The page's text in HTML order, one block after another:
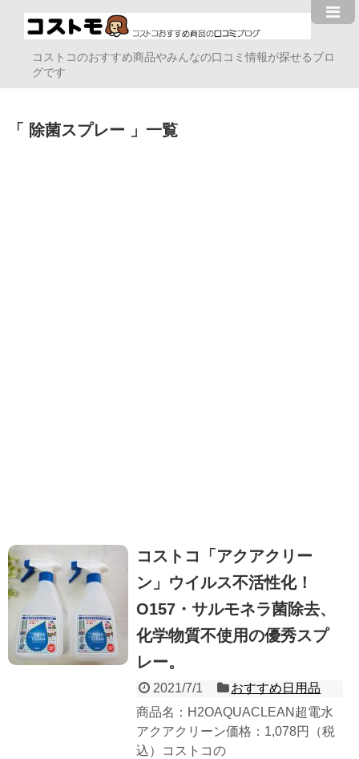
コストコのおすすめ商品やみんなの口コミ情報が探せるブロ
グです
除菌スプレー 一覧
コストコ「アクアクリー
ン」ウイルス不活性化！
O157・サルモネラ菌除去、
化学物質不使用の優秀スプ
レー。
2021/7/1
おすすめ日用品
商品名：H2OAQUACLEAN超電水
アクアクリーン価格：1,078円（税
込）コストコの